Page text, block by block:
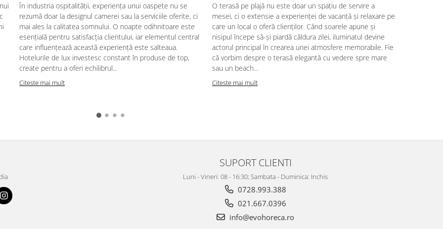
În industria ospitalității, experiența unui oaspete nu se
rezumă doar la designul camerei sau la serviciile oferite, ci
mai ales la calitatea somnului. O noapte odihnitoare este
esențială pentru satisfacția clientului, iar elementul central
care influențează această experiență este salteaua.
Hotelurile de lux investesc constant în produse de top,
create pentru a oferi echilibrul...
Citeste mai mult
O terasă pe plajă nu este doar un spațiu de servire a
mesei, ci o extensie a experienței de vacanță și relaxare pe
care un local o oferă clienților. Când soarele apune și
nisipul începe să-și piardă căldura zilei, iluminatul devine
actorul principal în crearea unei atmosfere memorabile. Fie
că vorbim despre o terasă elegantă cu vedere spre mare
sau un beach...
Citeste mai mult
SUPORT CLIENTI
Luni - Vineri: 08 - 16:30; Sambata - Duminica: Inchis
0728.993.388
021.667.0396
info@evohoreca.ro